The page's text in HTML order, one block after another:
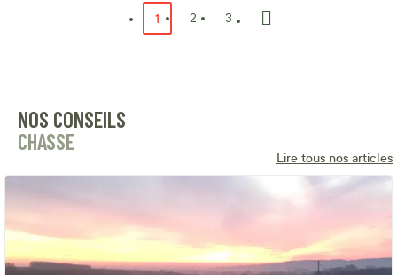
Vous lisez actuellement la page
1 Page
2 Page
3
NOS CONSEILS
CHASSE
Lire tous nos articles